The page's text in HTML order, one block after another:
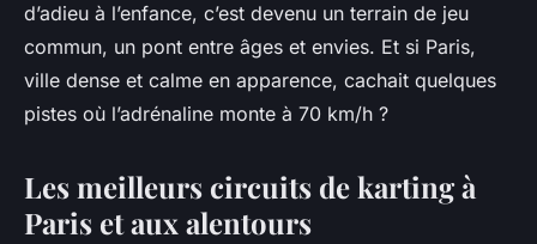
d’adieu à l’enfance, c’est devenu un terrain de jeu
commun, un pont entre âges et envies. Et si Paris,
ville dense et calme en apparence, cachait quelques
pistes où l’adrénaline monte à 70 km/h ?
Les meilleurs circuits de karting à
Paris et aux alentours